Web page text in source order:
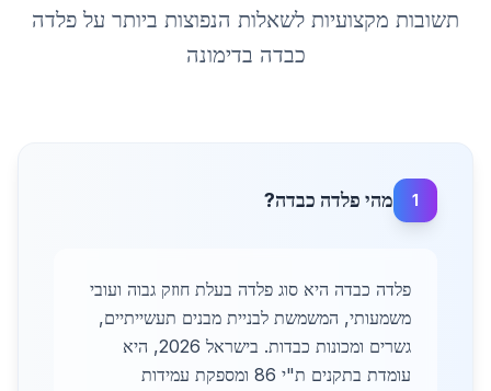
תשובות מקצועיות לשאלות הנפוצות ביותר על פלדה
כבדה בדימונה
1 מהי פלדה כבדה?
פלדה כבדה היא סוג פלדה בעלת חוזק גבוה ועובי
משמעותי, המשמשת לבניית מבנים תעשייתיים,
גשרים ומכונות כבדות. בישראל 2026, היא
עומדת בתקנים ת"י 86 ומספקת עמידות